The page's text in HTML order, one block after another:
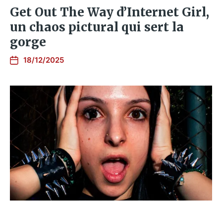
Get Out The Way d’Internet Girl,
un chaos pictural qui sert la
gorge
18/12/2025